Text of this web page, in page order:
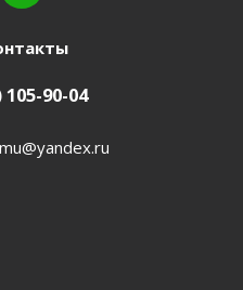
105-90-04